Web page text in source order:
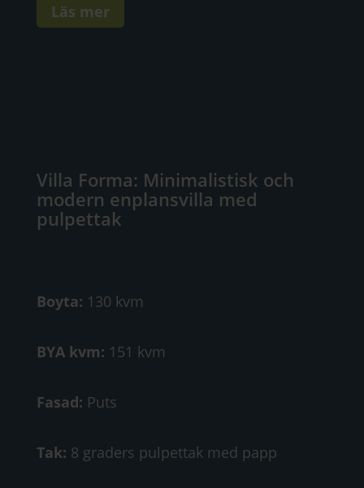
Läs mer
Villa Forma: Minimalistisk och
modern enplansvilla med
pulpettak
Boyta: 130 kvm
BYA kvm: 151 kvm
Fasad: Puts
Tak: 8 graders pulpettak med papp